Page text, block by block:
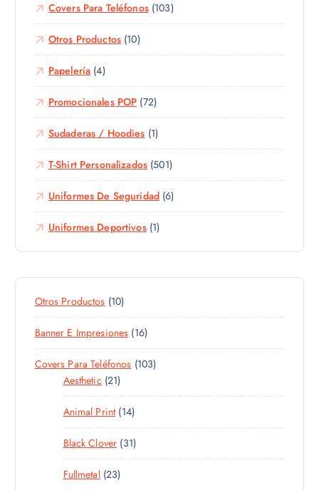
Covers Para Teléfonos(103)
Otros Productos(10)
Papelería (4)
Promocionales POP (72)
Sudaderas / Hoodies (1)
T-Shirt Personalizados(501)
Uniformes De Seguridad(6)
Uniformes Deportivos(1)
Otros Productos 101
0
P
R
O
U
C
T
O
Banner E Impresiones 161
6
P
O
U
T
Covers Para Teléfonos 1031
3
R
D
Aesthetic 212
1
P
R
O
D
U
Animal Print 141
4
P
R
Black Clover 313
1
Fullmetal 232